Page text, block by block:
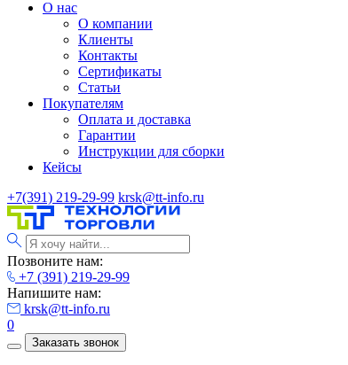
О нас
О компании
Клиенты
Контакты
Сертификаты
Статьи
Покупателям
Оплата и доставка
Гарантии
Инструкции для сборки
Кейсы
+7(391) 219-29-99 krsk@tt-info.ru
Позвоните нам:
+7 (391) 219-29-99
Напишите нам:
krsk@tt-info.ru
0
Заказать звонок